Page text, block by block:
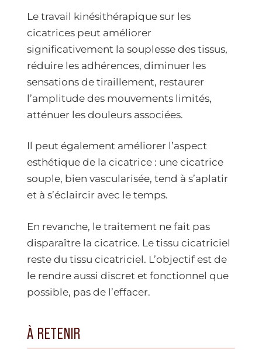
Le travail kinésithérapique sur les
cicatrices peut améliorer
significativement la souplesse des tissus,
réduire les adhérences, diminuer les
sensations de tiraillement, restaurer
l’amplitude des mouvements limités,
atténuer les douleurs associées.
Il peut également améliorer l’aspect
esthétique de la cicatrice : une cicatrice
souple, bien vascularisée, tend à s’aplatir
et à s’éclaircir avec le temps.
En revanche, le traitement ne fait pas
disparaître la cicatrice. Le tissu cicatriciel
reste du tissu cicatriciel. L’objectif est de
le rendre aussi discret et fonctionnel que
possible, pas de l’effacer.
À RETENIR